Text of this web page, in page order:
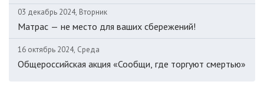
03 декабрь 2024, Вторник
Матрас — не место для ваших сбережений!
16 октябрь 2024, Среда
Общероссийская акция «Сообщи, где торгуют смертью»